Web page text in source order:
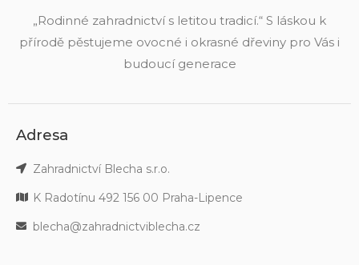
„Rodinné zahradnictví s letitou tradicí.“ S láskou k
přírodě pěstujeme ovocné i okrasné dřeviny pro Vás i
budoucí generace
Adresa
Zahradnictví Blecha s.r.o.
K Radotínu 492 156 00 Praha-Lipence
blecha@zahradnictviblecha.cz